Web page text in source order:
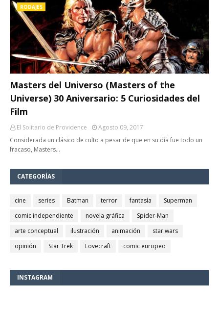
RODAJES
Masters del Universo (Masters of the
Universe) 30 Aniversario: 5 Curiosidades del
Film
El Solitario de Providence
Agosto 09, 2017
Considerada un clásico de culto a pesar de que en su día fue todo un
fracaso, Masters…
CATEGORÍAS
cine series Batman terror fantasía
Superman
comic independiente
novela gráfica
Spider-Man
arte conceptual
ilustración animación
star wars
opinión
Star Trek Lovecraft comic europeo
INSTAGRAM